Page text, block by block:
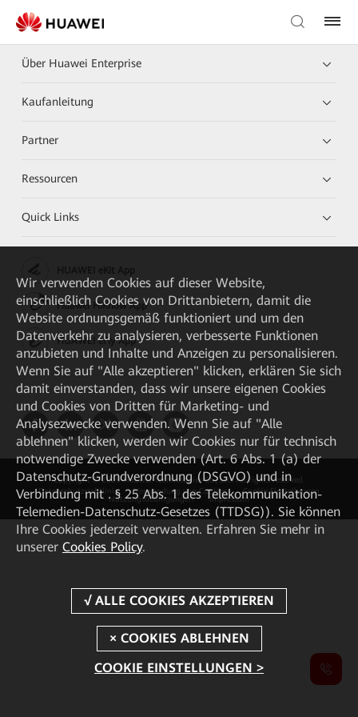
Über Huawei Enterprise
Kaufanleitung
Partner
Ressourcen
Quick Links
Huawei HiKnow App
HUAWEI eFly App
Copyright © 2026 Huawei Technologies Co., Ltd. All rights reserved.
Datenschutzrichtlinie
Verwendung von Cookies
Cookie Einstellungen
Nutzungsbedingungen
Impressum
Wir verwenden Cookies auf dieser Website,
einschließlich Cookies von Drittanbietern, damit die
Website ordnungsgemäß funktioniert und um den
Datenverkehr zu analysieren, verbesserte Funktionen
anzubieten und Inhalte und Anzeigen zu personalisieren.
Wenn Sie auf "Alle akzeptieren" klicken, erklären Sie sich
damit einverstanden, dass wir unsere eigenen Cookies
und Cookies von Dritten für Marketing- und
Analysezwecke verwenden. Wenn Sie auf "Alle
ablehnen" klicken, werden wir Cookies nur für technisch
notwendige Zwecke verwenden (Art. 6 Abs. 1 (a) der
Datenschutz-Grundverordnung (DSGVO) und in
Verbindung mit . § 25 Abs. 1 des Telekommunikation-
Telemedien-Datenschutz-Gesetzes (TTDSG)). Sie können
Ihre Cookies jederzeit verwalten. Erfahren Sie mehr in
unserer Cookies Policy.
COOKIE EINSTELLUNGEN >